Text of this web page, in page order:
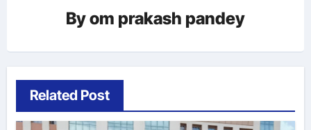
Byom prakash pandey
Related Post